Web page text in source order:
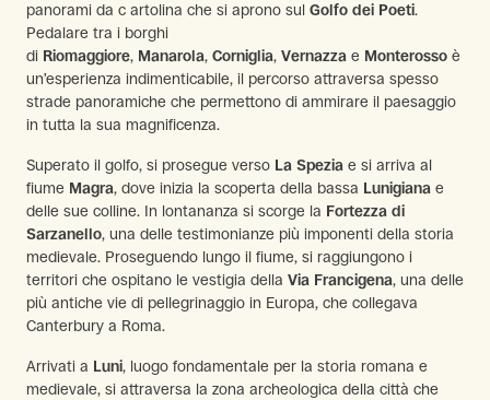
panorami da c artolina che si aprono sul Golfo dei Poeti.
Pedalare tra i borghi
di Riomaggiore, Manarola, Corniglia, Vernazza e Monterosso è
un’esperienza indimenticabile, il percorso attraversa spesso
strade panoramiche che permettono di ammirare il paesaggio
in tutta la sua magnificenza.
Superato il golfo, si prosegue verso La Spezia e si arriva al
fiume Magra, dove inizia la scoperta della bassa Lunigiana e
delle sue colline. In lontananza si scorge la Fortezza di
Sarzanello, una delle testimonianze più imponenti della storia
medievale. Proseguendo lungo il fiume, si raggiungono i
territori che ospitano le vestigia della Via Francigena, una delle
più antiche vie di pellegrinaggio in Europa, che collegava
Canterbury a Roma.
Arrivati a Luni, luogo fondamentale per la storia romana e
medievale, si attraversa la zona archeologica della città che